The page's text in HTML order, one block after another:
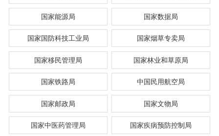
国家能源局 国家数据局
国家国防科技工业局 国家烟草专卖局
国家移民管理局 国家林业和草原局
国家铁路局 中国民用航空局
国家邮政局 国家文物局
国家中医药管理局 国家疾病预防控制局